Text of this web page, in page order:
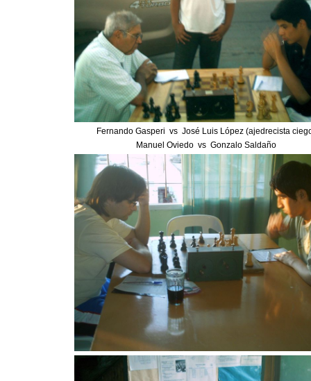
Fernando Gasperi vs José Luis López (ajedrecista
Manuel Oviedo vs Gonzalo Saldaño